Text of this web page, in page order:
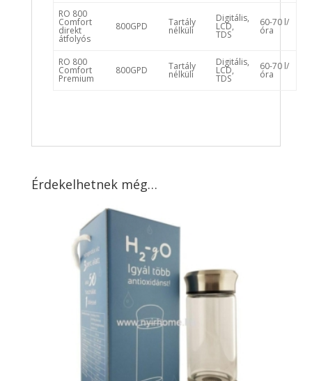
RO 800
Comfort
direkt
átfolyós
800GPD Tartály
nélküli
Digitális,
LCD,
TDS
60-70 l/
óra
RO 800
Comfort
Premium
800GPD Tartály
nélküli
Digitális,
LCD,
TDS
60-70 l/
óra
Érdekelhetnek még…